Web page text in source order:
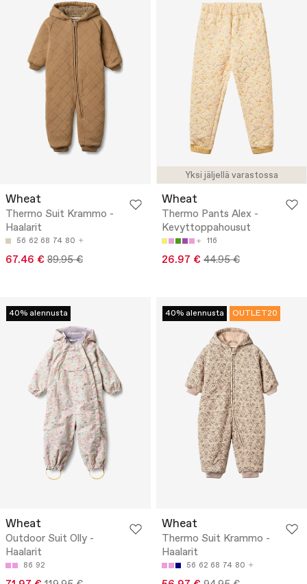
Wheat
Thermo Suit Krammo -
Haalarit
56 62 68 74 80
67.46 € 89.95 €
Yksi jäljellä varastossa
Wheat
Thermo Pants Alex -
Kevyttoppahousut
116
26.97 € 44.95 €
40% alennusta
Wheat
Outdoor Suit Olly -
Haalarit
86 92
40% alennusta OUTLET20
Wheat
Thermo Suit Krammo -
Haalarit
56 62 68 74 80